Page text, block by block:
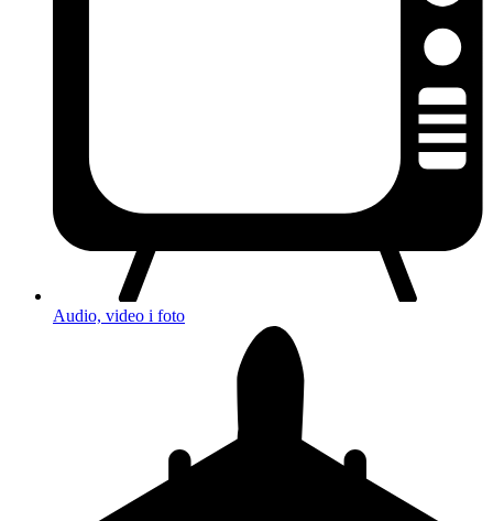
Audio, video i foto